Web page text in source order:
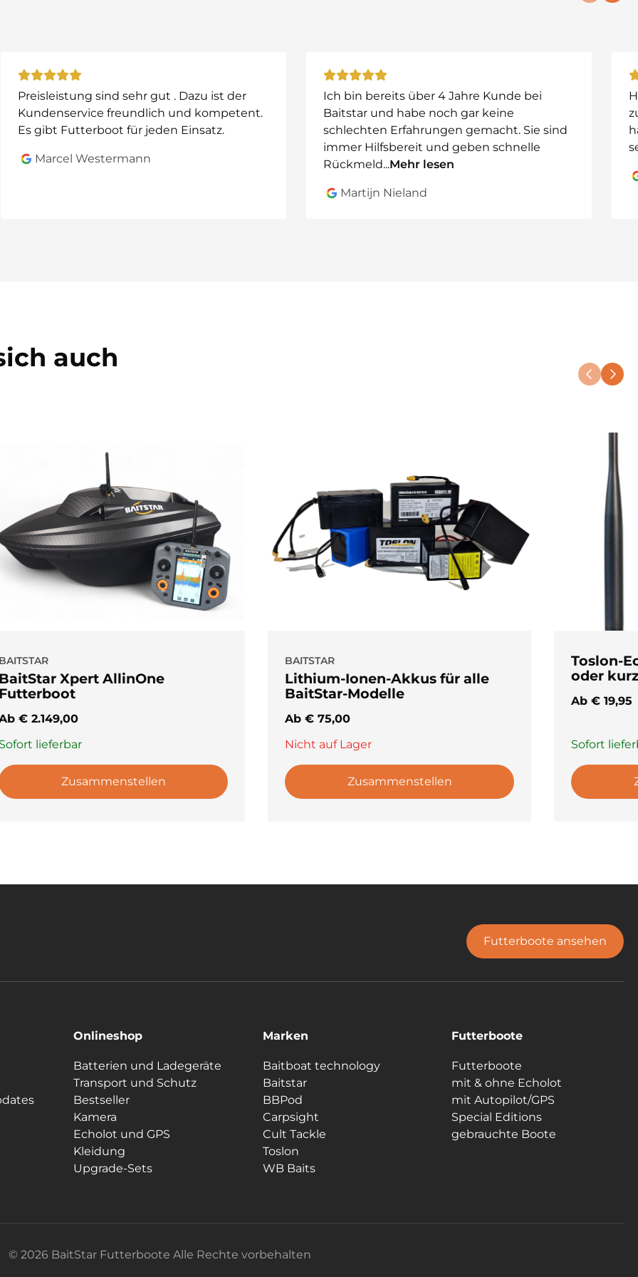
Echolotausgestattet werden. Dieses System arbeitet über eine App und ist kompatibel mit:
direkt auf deinem mobilen Gerät.
das zuverlässig funktioniert und einfach zu bedienen ist, dann ist das BaitStar Compact eine sehr
Preisleistung sind sehr gut . Dazu ist der
Kundenservice freundlich und kompetent.
Es gibt Futterboot für jeden Einsatz.
Marcel Westermann
Ich bin bereits über 4 Jahre Kunde bei
Baitstar und habe noch gar keine
schlechten Erfahrungen gemacht. Sie sind
immer Hilfsbereit und geben schnelle
Rückmeld...Mehr lesen
Martijn Nieland
auch
BAITSTAR
BaitStar Xpert AllinOne
Futterboot
€ 2.149,00
Sofort lieferbar
Zusammenstellen
BAITSTAR
Lithium-Ionen-Akkus für alle
BaitStar-Modelle
Ab € 75,00
Nicht auf Lager
Zusammenstellen
Toslon-
oder
Ab € 19,95
Sofort
Futterboote ansehen
Onlineshop
Batterien und Ladegeräte
Transport und Schutz
Bestseller
Kamera
Echolot und GPS
Kleidung
Upgrade-Sets
Marken
Baitboat technology
Baitstar
BBPod
Carpsight
Cult Tackle
Toslon
WB Baits
Futterboote
Futterboote
mit & ohne Echolot
mit Autopilot/GPS
Special Editions
gebrauchte Boote
© 2026 BaitStar Futterboote Alle Rechte vorbehalten